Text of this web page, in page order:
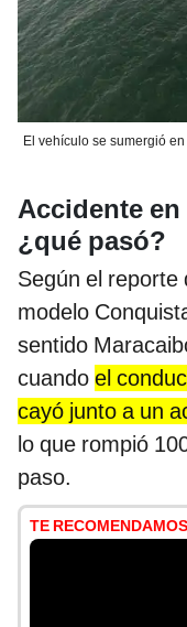
El vehículo se sumergió
Accidente
¿qué pasó?
Según el reporte
modelo
sentido
cuando el
cayó junto a un
lo que rompió
paso.
TE RECOMENDAMOS